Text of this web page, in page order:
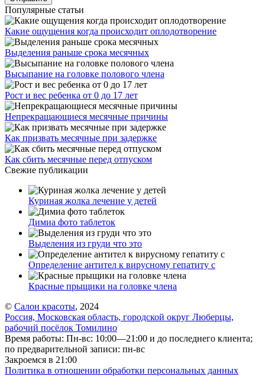
Популярные статьи
Какие ощущения когда происходит оплодотворение
Выделения раньше срока месячных
Высыпание на головке полового члена
Рост и вес ребенка от 0 до 17 лет
Непрекращающиеся месячные причины
Как призвать месячные при задержке
Как сбить месячные перед отпуском
Свежие публикации
Куриная жолка лечение у детей
Димиа фото таблеток
Выделения из груди что это
Определение антител к вирусному гепатиту с
Красные прыщики на головке члена
© Салон красоты, 2024
Россия, Московская область, городской округ Люберцы,
рабочий посёлок Томилино
Время работы: Пн-вс: 10:00—21:00 и до последнего клиента;
по предварительной записи: пн-вс
Закроемся в 21:00
Политика в отношении обработки персональных данных